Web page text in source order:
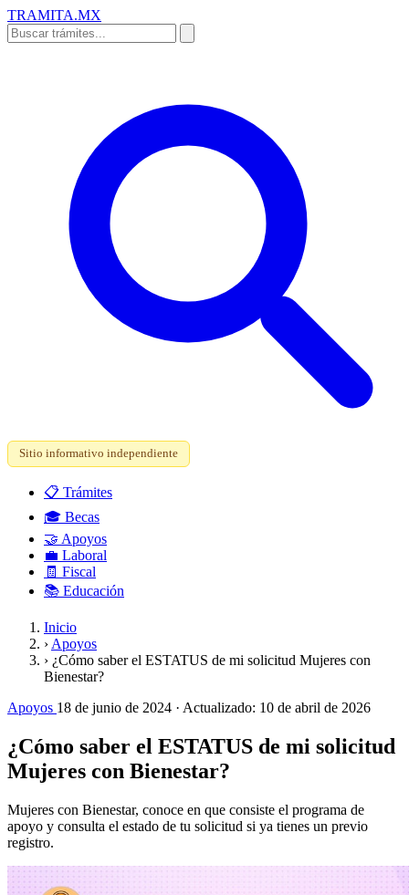
TRAMITA.MX
Sitio informativo independiente
📋 Trámites
🎓 Becas
🤝 Apoyos
💼 Laboral
🧾 Fiscal
📚 Educación
Inicio
› Apoyos
› ¿Cómo saber el ESTATUS de mi solicitud Mujeres con
Bienestar?
Apoyos 18 de junio de 2024 · Actualizado: 10 de abril de 2026
¿Cómo saber el ESTATUS de mi solicitud
Mujeres con Bienestar?
Mujeres con Bienestar, conoce en que consiste el programa de
apoyo y consulta el estado de tu solicitud si ya tienes un previo
registro.